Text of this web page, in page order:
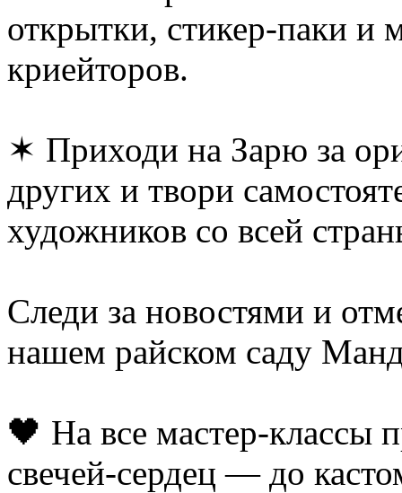
открытки, стикер-паки и
криейторов.
✶ Приходи на Зарю за
других и твори
художников со всей
Следи за новостями и
нашем райском саду
🖤 На все мастер-классы
свечей-сердец — до